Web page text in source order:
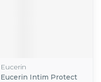
Eucerin
Eucerin Intim Protect